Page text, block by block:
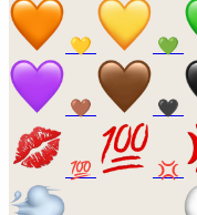
💛 💚
🤎 🖤
💯 💢